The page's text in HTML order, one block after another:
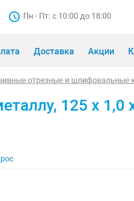
Пн - Пт: с 10:00 до 18:00
Доставка Акции
отрезные и шлифовальные
125 х